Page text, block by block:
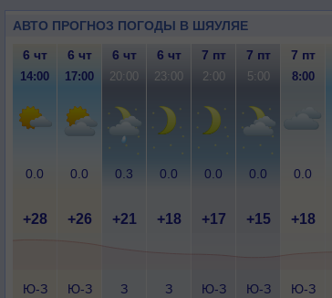
АВТО ПРОГНОЗ ПОГОДЫ В ШЯУЛЯЕ
6 чт 6 чт 6 чт 6 чт 7 пт 7 пт 7 пт
14:00 17:00 20:00 23:00 2:00 5:00 8:00
0.0 0.0 0.3 0.0 0.0 0.0 0.0
+28 +26 +21 +18 +17 +15 +18
Ю-З
Ю-З
З
З
Ю-З
Ю-З
Ю-З